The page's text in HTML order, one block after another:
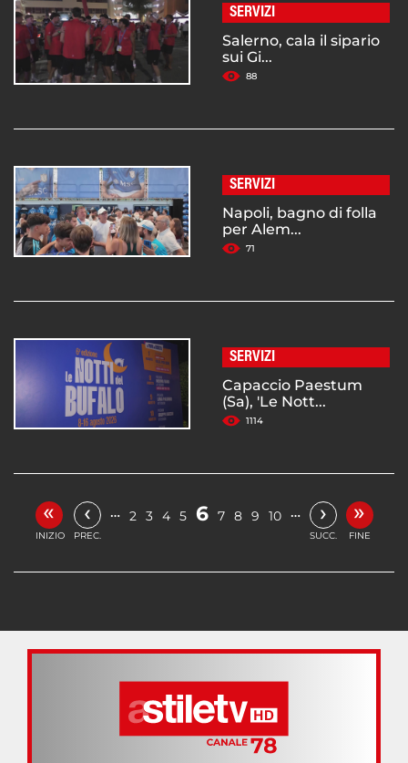
SERVIZI
Salerno, cala il sipario
sui Gi...
88
SERVIZI
Napoli, bagno di folla
per Alem...
71
SERVIZI
Capaccio Paestum
(Sa), 'Le Nott...
1114
«
INIZIO
‹
PREC.
… 2 3 4 5 6 7 8 9 10 … ›
SUCC.
»
FINE